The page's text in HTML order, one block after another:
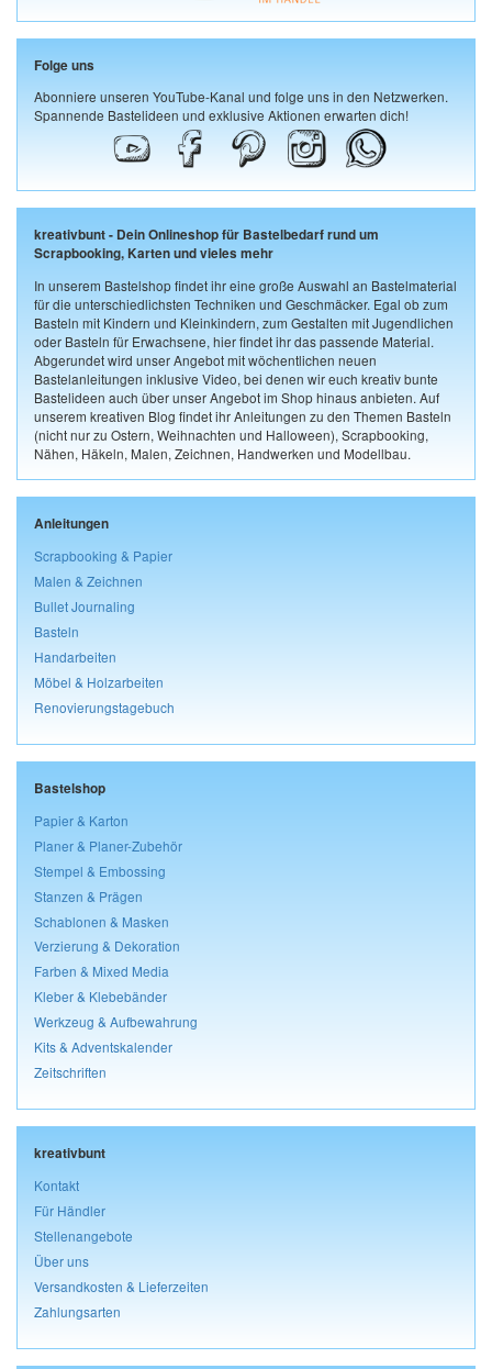
Folge uns
Abonniere unseren YouTube-Kanal und folge uns in den Netzwerken.
Spannende Bastelideen und exklusive Aktionen erwarten dich!
kreativbunt - Dein Onlineshop für Bastelbedarf rund um
Scrapbooking, Karten und vieles mehr
In unserem Bastelshop findet ihr eine große Auswahl an Bastelmaterial
für die unterschiedlichsten Techniken und Geschmäcker. Egal ob zum
Basteln mit Kindern und Kleinkindern, zum Gestalten mit Jugendlichen
oder Basteln für Erwachsene, hier findet ihr das passende Material.
Abgerundet wird unser Angebot mit wöchentlichen neuen
Bastelanleitungen inklusive Video, bei denen wir euch kreativ bunte
Bastelideen auch über unser Angebot im Shop hinaus anbieten. Auf
unserem kreativen Blog findet ihr Anleitungen zu den Themen Basteln
(nicht nur zu Ostern, Weihnachten und Halloween), Scrapbooking,
Nähen, Häkeln, Malen, Zeichnen, Handwerken und Modellbau.
Anleitungen
Scrapbooking & Papier
Malen & Zeichnen
Bullet Journaling
Basteln
Handarbeiten
Möbel & Holzarbeiten
Renovierungstagebuch
Bastelshop
Papier & Karton
Planer & Planer-Zubehör
Stempel & Embossing
Stanzen & Prägen
Schablonen & Masken
Verzierung & Dekoration
Farben & Mixed Media
Kleber & Klebebänder
Werkzeug & Aufbewahrung
Kits & Adventskalender
Zeitschriften
kreativbunt
Kontakt
Für Händler
Stellenangebote
Über uns
Versandkosten & Lieferzeiten
Zahlungsarten